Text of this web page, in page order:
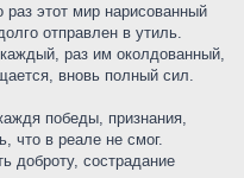
раз этот мир нарисованный
отправлен в утиль.
раз им околдованный,
вновь полный сил.
победы, признания,
что в реале не смог.
доброту, сострадание